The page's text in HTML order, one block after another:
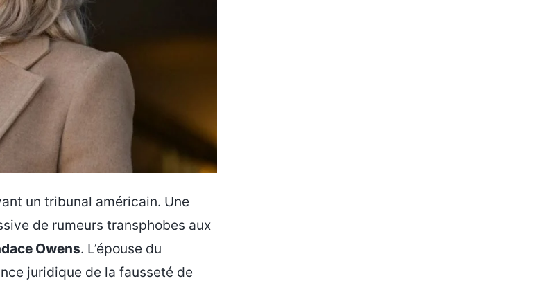
un tribunal américain. Une
de rumeurs transphobes aux
Owens. L’épouse du
juridique de la fausseté de